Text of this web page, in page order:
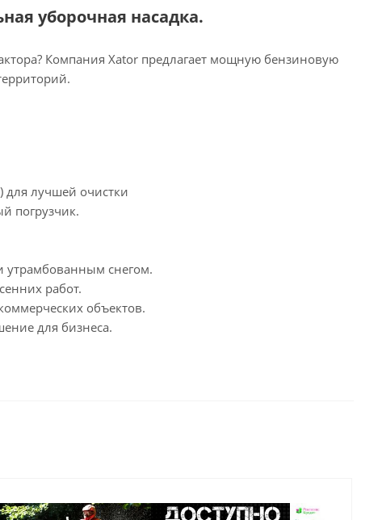
уборочная насадка.
Компания Xator предлагает мощную бензиновую
для лучшей очистки
погрузчик.
утрамбованным снегом.
работ.
объектов.
для бизнеса.